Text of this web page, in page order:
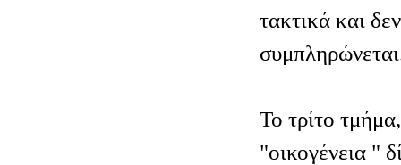
τακτικά και
Το τρίτο
"οικογένεια "